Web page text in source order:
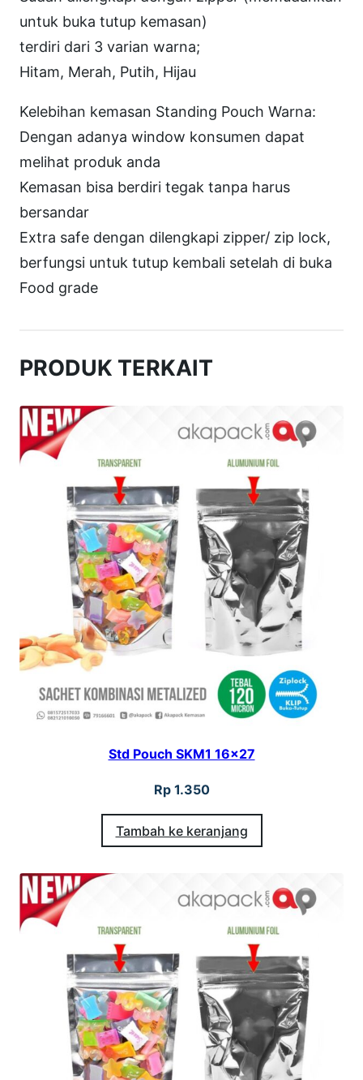
M
e
r
h
+
Z
I
P
1
0
×
untuk buka tutup kemasan)
terdiri dari 3 varian warna;
Hitam, Merah, Putih, Hijau
Kelebihan kemasan Standing Pouch Warna:
Dengan adanya window konsumen dapat
melihat produk anda
Kemasan bisa berdiri tegak tanpa harus
bersandar
Extra safe dengan dilengkapi zipper/ zip lock,
berfungsi untuk tutup kembali setelah di buka
Food grade
PRODUK TERKAIT
Std Pouch SKM1 16×27
Rp1.350
Tambah ke keranjang